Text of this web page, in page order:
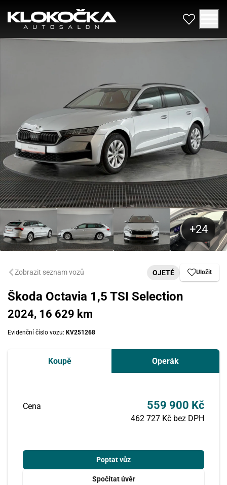
Zobrazit seznam vozů OJETÉ Uložit
Škoda Octavia 1,5 TSI Selection
2024, 16 629 km
Evidenční číslo vozu: KV251268
Koupě Operák
Cena 559 900 Kč
462 727 Kč bez DPH
Poptat vůz
Spočítat úvěr